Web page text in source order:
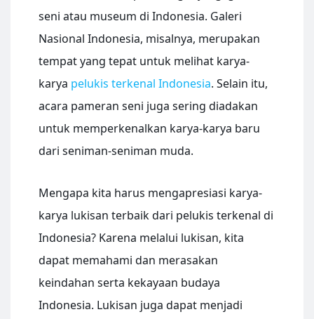
seni atau museum di Indonesia. Galeri
Nasional Indonesia, misalnya, merupakan
tempat yang tepat untuk melihat karya-
karya pelukis terkenal Indonesia. Selain itu,
acara pameran seni juga sering diadakan
untuk memperkenalkan karya-karya baru
dari seniman-seniman muda.
Mengapa kita harus mengapresiasi karya-
karya lukisan terbaik dari pelukis terkenal di
Indonesia? Karena melalui lukisan, kita
dapat memahami dan merasakan
keindahan serta kekayaan budaya
Indonesia. Lukisan juga dapat menjadi